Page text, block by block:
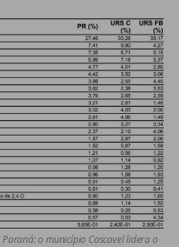
o município Cascavel lidera o